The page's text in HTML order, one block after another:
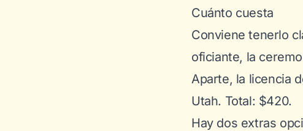
Cuánto cuesta
Conviene tenerlo
oficiante, la
Aparte, la licencia
Utah. Total: $420.
Hay dos extras